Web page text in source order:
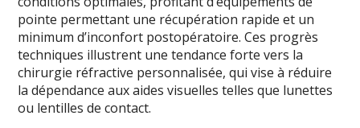
pointe permettant une récupération rapide et un
minimum d’inconfort postopératoire. Ces progrès
techniques illustrent une tendance forte vers la
chirurgie réfractive personnalisée, qui vise à réduire
la dépendance aux aides visuelles telles que lunettes
ou lentilles de contact.